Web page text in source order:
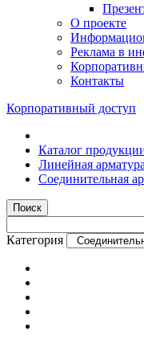
О проекте
Реклама в
Контакты
Корпоративный доступ
Каталог
Линейная
Соединительная
Категория